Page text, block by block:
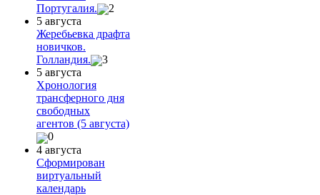
Португалия.
2
5 августа
Жеребьевка драфта
новичков.
Голландия.
3
5 августа
Хронология
трансферного дня
свободных
агентов (5 августа)
0
4 августа
Сформирован
виртуальный
календарь